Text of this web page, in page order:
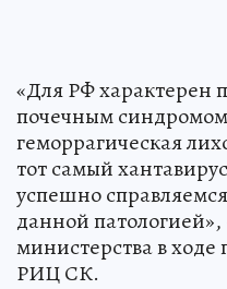
«Для РФ характерен
почечным
геморрагическая
тот самый
успешно
данной патологией»,
министерства в
РИЦ СК.